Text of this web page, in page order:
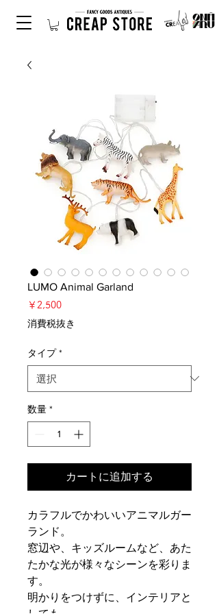
LUMO Animal Garland
￥2,500価
消費税抜き
タイプ *
数量 *
カートに追加する
カラフルでかわいいアニマルガー
ランド。
窓辺や、キッズルームなど、あた
たかな光が様々なシーンを彩りま
す。
明かりをつけずに、インテリアと